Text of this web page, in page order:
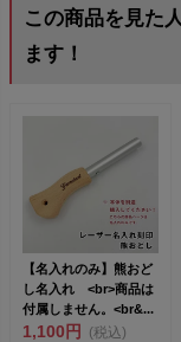
この商品を見た
ます！
【名入れのみ】熊おど
し名入れ <br>商品は
付属しません。<br&...
1,100円 (税込)